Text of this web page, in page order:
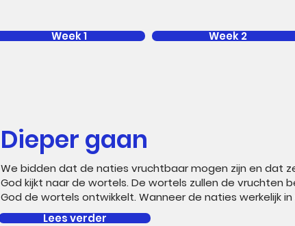
Week 1 Week 2
Dieper gaan
We bidden dat de naties vruchtbaar mogen zijn en dat
God kijkt naar de wortels. De wortels zullen de
God de wortels ontwikkelt. Wanneer de naties werkelijk
Lees verder